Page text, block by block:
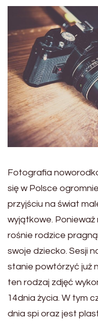
Fotografia
się w Polsce
przyjściu na świat
wyjątkowe. Ponieważ
rośnie rodzice
swoje dziecko. Sesji
stanie powtórzyć już
ten rodzaj zdjęć
14dnia życia. W tym
dnia spi oraz jest